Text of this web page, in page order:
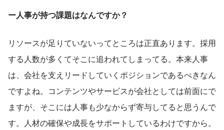
ー人事が持つ課題はなんですか？
リソースが足りていないってところは正直あります。採用
する人数が多くてそこに追われてしまってる。本来人事
は、会社を支えリードしていくポジションであるべきなん
ですよね。コンテンツやサービスが会社としては前面にで
ますが、そこには人事も少なからず寄与してると思うんで
す。人材の確保や成長をサポートしているわけですから。